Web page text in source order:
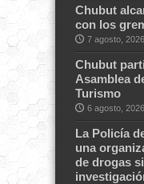
Chubut
con los
7 agosto, 2026
Chubut
Asamblea
Turismo
6 agosto, 2026
La Policía
una
de drogas